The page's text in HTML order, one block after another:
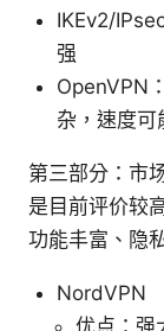
IKEv2/
强
OpenVPN
杂，速度可
第三部分：市
是目前评价较
功能丰富、隐
NordVPN
优点：强